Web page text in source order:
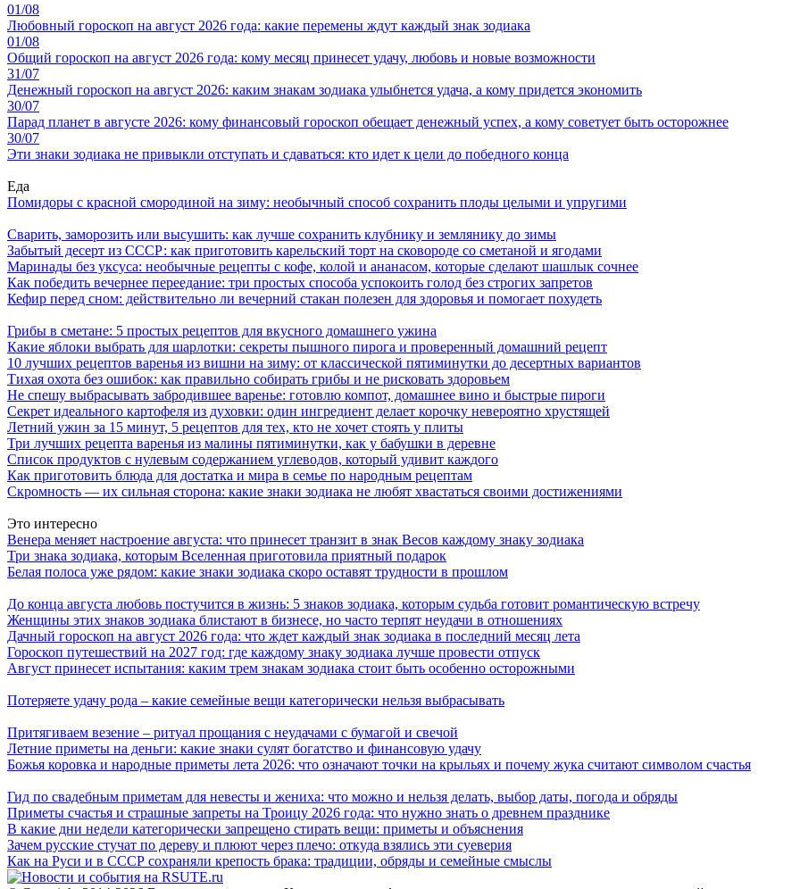
01/08
Любовный гороскоп на август 2026 года: какие перемены ждут каждый знак зодиака
01/08
Общий гороскоп на август 2026 года: кому месяц принесет удачу, любовь и новые возможности
31/07
Денежный гороскоп на август 2026: каким знакам зодиака улыбнется удача, а кому придется экономить
30/07
Парад планет в августе 2026: кому финансовый гороскоп обещает денежный успех, а кому советует быть осторожнее
30/07
Эти знаки зодиака не привыкли отступать и сдаваться: кто идет к цели до победного конца
Еда
Помидоры с красной смородиной на зиму: необычный способ сохранить плоды целыми и упругими
Сварить, заморозить или высушить: как лучше сохранить клубнику и землянику до зимы
Забытый десерт из СССР: как приготовить карельский торт на сковороде со сметаной и ягодами
Маринады без уксуса: необычные рецепты с кофе, колой и ананасом, которые сделают шашлык сочнее
Как победить вечернее переедание: три простых способа успокоить голод без строгих запретов
Кефир перед сном: действительно ли вечерний стакан полезен для здоровья и помогает похудеть
Грибы в сметане: 5 простых рецептов для вкусного домашнего ужина
Какие яблоки выбрать для шарлотки: секреты пышного пирога и проверенный домашний рецепт
10 лучших рецептов варенья из вишни на зиму: от классической пятиминутки до десертных вариантов
Тихая охота без ошибок: как правильно собирать грибы и не рисковать здоровьем
Не спешу выбрасывать забродившее варенье: готовлю компот, домашнее вино и быстрые пироги
Секрет идеального картофеля из духовки: один ингредиент делает корочку невероятно хрустящей
Летний ужин за 15 минут, 5 рецептов для тех, кто не хочет стоять у плиты
Три лучших рецепта варенья из малины пятиминутки, как у бабушки в деревне
Список продуктов с нулевым содержанием углеводов, который удивит каждого
Как приготовить блюда для достатка и мира в семье по народным рецептам
Скромность — их сильная сторона: какие знаки зодиака не любят хвастаться своими достижениями
Это интересно
Венера меняет настроение августа: что принесет транзит в знак Весов каждому знаку зодиака
Три знака зодиака, которым Вселенная приготовила приятный подарок
Белая полоса уже рядом: какие знаки зодиака скоро оставят трудности в прошлом
До конца августа любовь постучится в жизнь: 5 знаков зодиака, которым судьба готовит романтическую встречу
Женщины этих знаков зодиака блистают в бизнесе, но часто терпят неудачи в отношениях
Дачный гороскоп на август 2026 года: что ждет каждый знак зодиака в последний месяц лета
Гороскоп путешествий на 2027 год: где каждому знаку зодиака лучше провести отпуск
Август принесет испытания: каким трем знакам зодиака стоит быть особенно осторожными
Потеряете удачу рода – какие семейные вещи категорически нельзя выбрасывать
Притягиваем везение – ритуал прощания с неудачами с бумагой и свечой
Летние приметы на деньги: какие знаки сулят богатство и финансовую удачу
Божья коровка и народные приметы лета 2026: что означают точки на крыльях и почему жука считают символом счастья
Гид по свадебным приметам для невесты и жениха: что можно и нельзя делать, выбор даты, погода и обряды
Приметы счастья и страшные запреты на Троицу 2026 года: что нужно знать о древнем празднике
В какие дни недели категорически запрещено стирать вещи: приметы и объяснения
Зачем русские стучат по дереву и плюют через плечо: откуда взялись эти суеверия
Как на Руси и в СССР сохраняли крепость брака: традиции, обряды и семейные смыслы